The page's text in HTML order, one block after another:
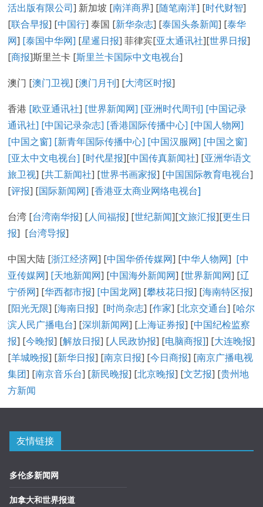
活出版有限公司] 新加坡 [南洋商界] [随笔南洋] [时代财智]
[联合早报] [中国行] 泰国 [新华杂志] [泰国头条新闻] [泰华
网] [泰国中华网] [星暹日报] 菲律宾[亚太通讯社][世界日报]
[商报]斯里兰卡 [斯里兰卡国际中文电视台]
澳门 [澳门卫视] [澳门月刊] [大湾区时报]
香港 [欧亚通讯社] [世界新闻网] [亚洲时代周刊] [中国记录
通讯社] [中国记录杂志] [香港国际传播中心] [中国人物网]
[中国之窗] [新青年国际传播中心] [中国汉服网] [中国之窗]
[亚太中文电视台] [时代星报][中国传真新闻社] [亚洲华语文
旅卫视] [共工新闻社] [世界书画家报] [中国国际教育电视台]
[评报] [国际新闻网] [香港亚太商业网络电视台]
台湾 [台湾南华报] [人间福报] [世纪新闻][文旅汇报][更生日
报] [台湾导报]
中国大陆 [浙江经济网] [中国华侨传媒网] [中华人物网] [中
亚传媒网] [天地新闻网] [中国海外新闻网] [世界新闻网] [辽
宁侨网] [华西都市报] [中国龙网] [攀枝花日报] [海南特区报]
[阳光无限] [海南日报] [时尚杂志] [作家] [北京交通台] [哈尔
滨人民广播电台] [深圳新闻网] [上海证券报] [中国纪检监察
报] [今晚报] [解放日报] [人民政协报] [电脑商报]] [大连晚报]
[羊城晚报] [新华日报] [南京日报] [今日商报] [南京广播电视
集团] [南京音乐台] [新民晚报] [北京晚报] [文艺报] [贵州地
方新闻
友情链接
多伦多新闻网
加拿大和世界报道